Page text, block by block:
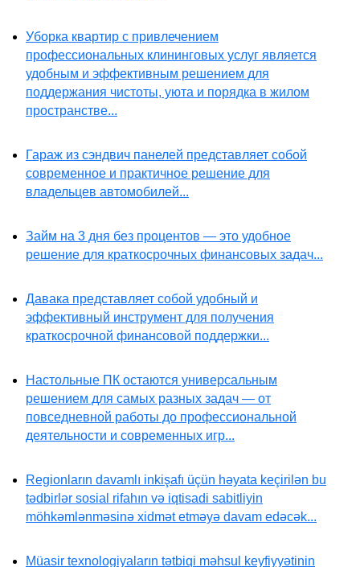
Уборка квартир с привлечением
профессиональных клининговых услуг является
удобным и эффективным решением для
поддержания чистоты, уюта и порядка в жилом
пространстве...
Гараж из сэндвич панелей представляет собой
современное и практичное решение для
владельцев автомобилей...
Займ на 3 дня без процентов — это удобное
решение для краткосрочных финансовых задач...
Давака представляет собой удобный и
эффективный инструмент для получения
краткосрочной финансовой поддержки...
Настольные ПК остаются универсальным
решением для самых разных задач — от
повседневной работы до профессиональной
деятельности и современных игр...
Regionların davamlı inkişafı üçün həyata keçirilən bu
tədbirlər sosial rifahın və iqtisadi sabitliyin
möhkəmlənməsinə xidmət etməyə davam edəcək...
Müasir texnologiyaların tətbiqi məhsul keyfiyyətinin